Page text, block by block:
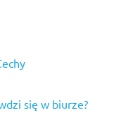
się w biurze?